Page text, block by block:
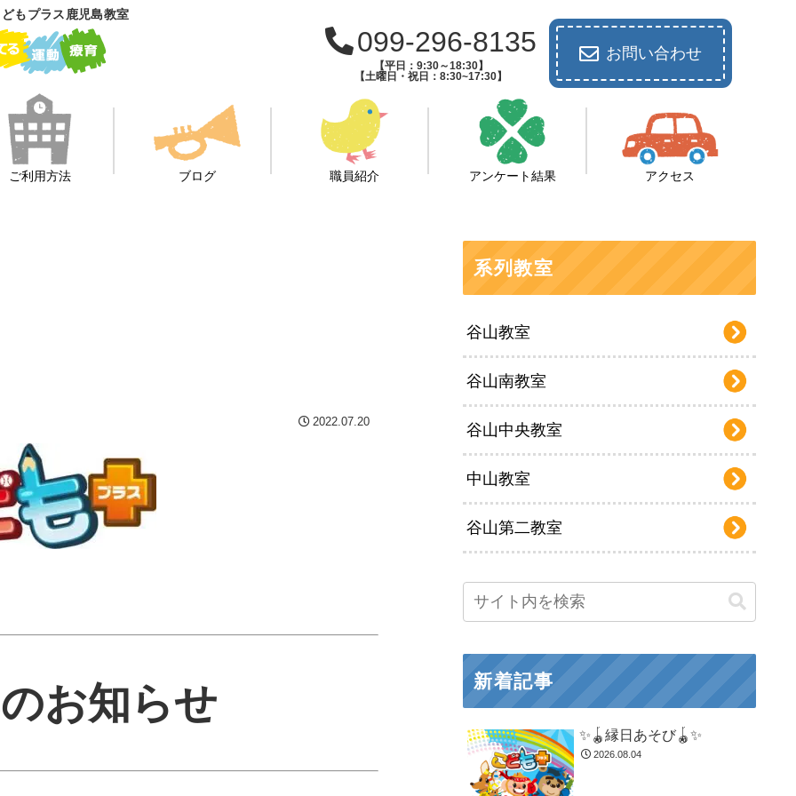
もプラス鹿児島教室
099-296-8135
【平日：9:30～18:30】
【土曜日・祝日：8:30~17:30】
お問い合わせ
ご利用方法 ブログ 職員紹介 アンケート結果 アクセス
2022.07.20
お知らせ
系列教室
谷山教室
谷山南教室
谷山中央教室
中山教室
谷山第二教室
新着記事
✨🪀縁日あそび🪀✨
2026.08.04